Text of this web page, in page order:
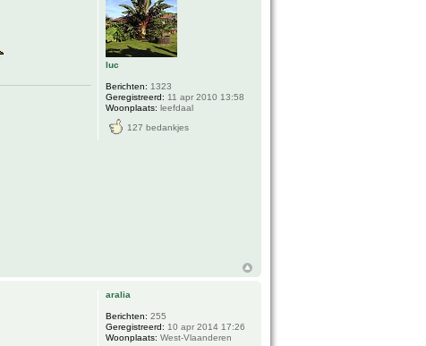
luc
Berichten: 1323
Geregistreerd: 11 apr 2010 13:58
Woonplaats: leefdaal
127 bedankjes
aralia
Berichten: 255
Geregistreerd: 10 apr 2014 17:26
Woonplaats: West-Vlaanderen